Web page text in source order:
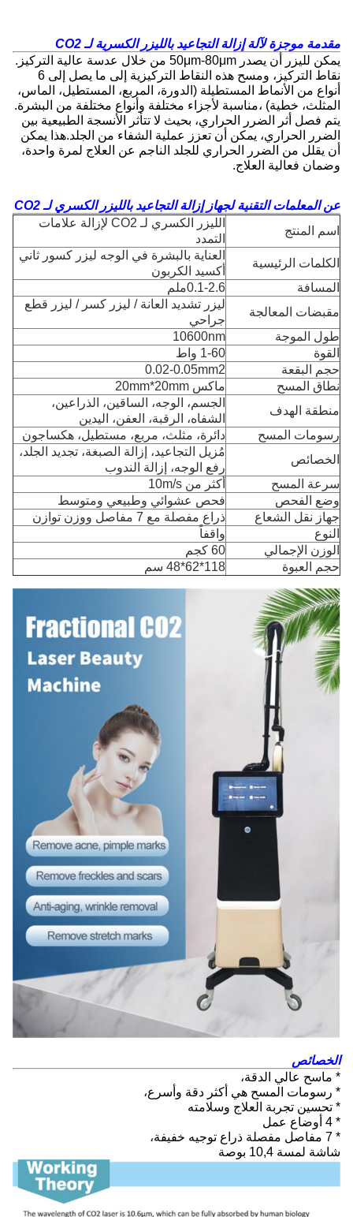
مقدمة موجزة لآلة إزالة التجاعيد بالليزر الكسرية لـ CO2
يمكن لليزر أن يصدر 50μm-80μm من خلال عدسة عالية التركيز.
نقاط التركيز، ومسح هذه النقاط التركيزية إلى ما يصل إلى 6
أنواع من الأنماط المستطيلة (الدورة، المربع، المستطيل، الماس،
المثلث، خطية) ،مناسبة لأجزاء مختلفة وأنواع مختلفة من البشرة.
يتم فصل أثر الضرر الحراري، بحيث لا تتأثر الأنسجة الطبيعية بين
الضرر الحراري، يمكن أن تعزز عملية الشفاء من الجلد.هذا يمكن
أن يقلل من الضرر الحراري للجلد الناجم عن العلاج لمرة واحدة،
وضمان فعالية العلاج.
عن المعلمات التقنية لجهاز إزالة التجاعيد بالليزر الكسري لـ CO2
اسم المنتج
الليزر الكسري لـ CO2 لإزالة علامات
التمدد
الكلمات الرئيسية
العناية بالبشرة في الوجه ليزر كسور ثاني
أكسيد الكربون
المسافة
0.1-2.6ملم
مقبضات المعالجة
ليزر تشديد العانة / ليزر كسر / ليزر قطع
جراحي
طول الموجة
10600nm
القوة
1-60 واط
حجم البقعة
0.02-0.05mm2
نطاق المسح
ماكس 20mm*20mm
منطقة الهدف
الجسم، الوجه، الساقين، الذراعين،
الشفاه، الرقبة، العفن، اليدين
رسومات المسح
دائرة، مثلث، مربع، مستطيل، هكساجون
الخصائص
مُزيل التجاعيد، إزالة الصبغة، تجديد الجلد،
رفع الوجه، إزالة الندوب
سرعة المسح
أكثر من 10m/s
وضع الفحص
فحص عشوائي وطبيعي ومتوسط
جهاز نقل الشعاع
ذراع مفصلة مع 7 مفاصل ووزن توازن
النوع
واقفاً
الوزن الإجمالي
60 كجم
حجم العبوة
118*62*48 سم
الخصائص
* ماسح عالي الدقة،
* رسومات المسح هي أكثر دقة وأسرع،
* تحسين تجربة العلاج وسلامته
* 4 أوضاع عمل
* 7 مفاصل مفصلة ذراع توجيه خفيفة،
شاشة لمسة 10,4 بوصة